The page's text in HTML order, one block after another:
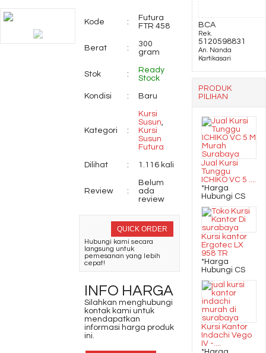
Kode :
Futura
FTR 458
Berat :
300
gram
Stok :
Ready
Stock
Kondisi : Baru
Kategori :
Kursi
Susun,
Kursi
Susun
Futura
Dilihat : 1.116 kali
Review :
Belum
ada
review
QUICK ORDER
Hubungi kami secara
langsung untuk
pemesanan yang lebih
cepat!
INFO HARGA
Silahkan menghubungi
kontak kami untuk
mendapatkan
informasi harga produk
ini.
BCA
Rek.
5120598831
An. Nanda
Kartikasari
PRODUK
PILIHAN
Jual Kursi
Tunggu
ICHIKO VC 5 ....
*Harga
Hubungi CS
Kursi kantor
Ergotec LX
958 TR
*Harga
Hubungi CS
Kursi Kantor
Indachi Vego
IV -....